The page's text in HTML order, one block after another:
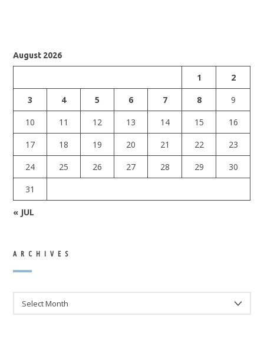
August 2026
1
2
3
4 5 6 7 8
9
10
11 12 13 14 15
16
17
18 19 20 21 22
23
24
25 26 27 28 29
30
31
« JUL
ARCHIVES